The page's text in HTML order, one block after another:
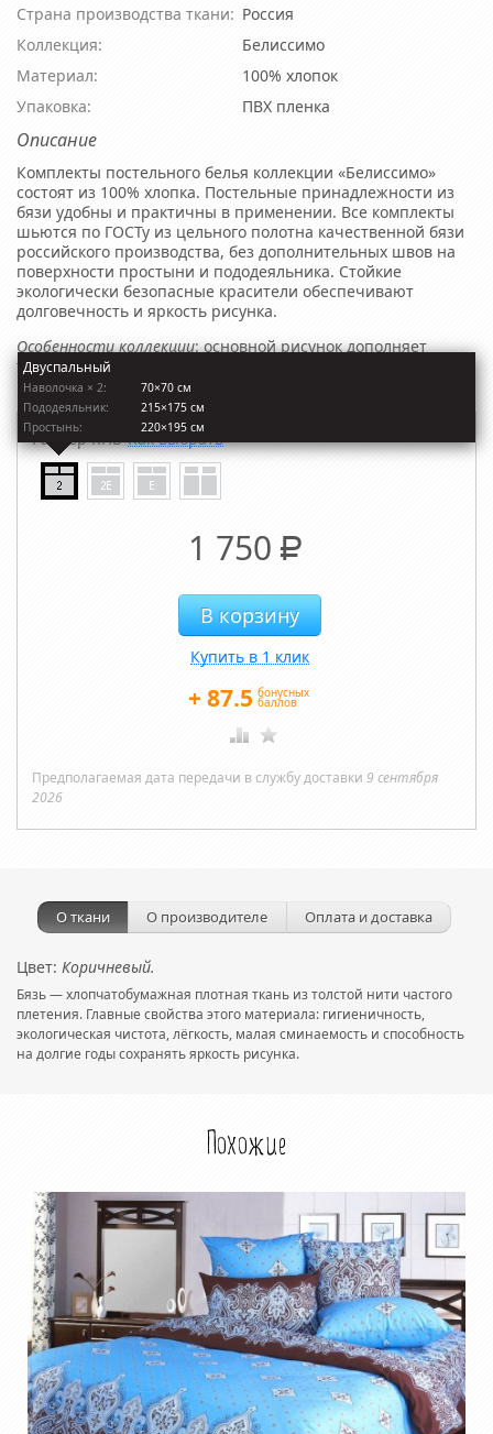
Страна производства ткани: Россия
Коллекция:
Белиссимо
Материал:
100% хлопок
Упаковка:
ПВХ пленка
Описание
Комплекты постельного белья коллекции «Белиссимо»
состоят из 100% хлопка. Постельные принадлежности из
бязи удобны и практичны в применении. Все комплекты
шьются по ГОСТу из цельного полотна качественной бязи
российского производства, без дополнительных швов на
поверхности простыни и пододеяльника. Стойкие
экологически безопасные красители обеспечивают
долговечность и яркость рисунка.
Особенности коллекции: основной рисунок дополняет
ткань-компаньон на простыню и обратную сторону
пододеяльника.
Размер КПБ Как выбрать
Двуспальный
Наволочкa × 2:
70×70 см
Пододеяльник:
215×175 см
Простынь:
220×195 см
1 750Р
Купить в 1 клик
+87.5 бонусных
баллов
Предполагаемая дата передачи в службу доставки 9 сентября
2026
О ткани О производителе Оплата и доставка
Цвет: Коричневый.
Бязь — хлопчатобумажная плотная ткань из толстой нити частого
плетения. Главные свойства этого материала: гигиеничность,
экологическая чистота, лёгкость, малая сминаемость и способность
на долгие годы сохранять яркость рисунка.
Похожие